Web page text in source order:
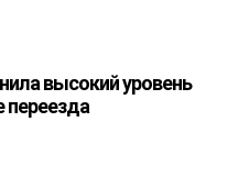
высокий уровень
переезда